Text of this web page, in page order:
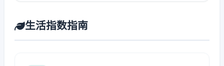
生活指数指南